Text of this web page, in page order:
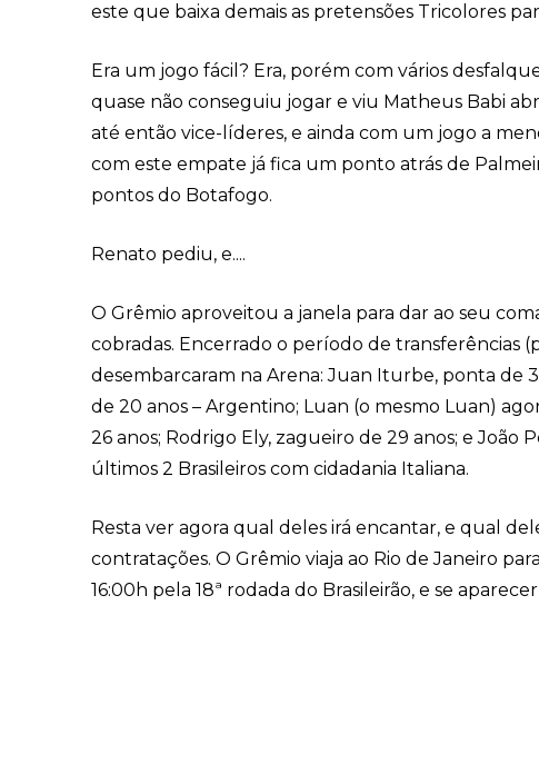
este que baixa demais as pretensões Tricolores
Era um jogo fácil? Era, porém com vários
quase não conseguiu jogar e viu Matheus Babi
até então vice-líderes, e ainda com um jogo a
com este empate já fica um ponto atrás de
pontos do Botafogo.
Renato pediu, e....
O Grêmio aproveitou a janela para dar ao seu
cobradas. Encerrado o período de transferências
desembarcaram na Arena: Juan Iturbe, ponta de
de 20 anos – Argentino; Luan (o mesmo Luan)
26 anos; Rodrigo Ely, zagueiro de 29 anos; e João
últimos 2 Brasileiros com cidadania Italiana.
Resta ver agora qual deles irá encantar, e qual
contratações. O Grêmio viaja ao Rio de Janeiro
16:00h pela 18ª rodada do Brasileirão, e se